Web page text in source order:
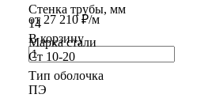
Стенка трубы, мм
14
Марка стали
Ст 10-20
Тип оболочка
ПЭ
от 27 210 ₽/м
В корзину